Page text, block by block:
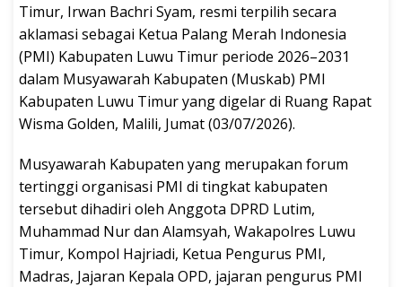
Timur, Irwan Bachri Syam, resmi terpilih secara
aklamasi sebagai Ketua Palang Merah Indonesia
(PMI) Kabupaten Luwu Timur periode 2026–2031
dalam Musyawarah Kabupaten (Muskab) PMI
Kabupaten Luwu Timur yang digelar di Ruang Rapat
Wisma Golden, Malili, Jumat (03/07/2026).
Musyawarah Kabupaten yang merupakan forum
tertinggi organisasi PMI di tingkat kabupaten
tersebut dihadiri oleh Anggota DPRD Lutim,
Muhammad Nur dan Alamsyah, Wakapolres Luwu
Timur, Kompol Hajriadi, Ketua Pengurus PMI,
Madras, Jajaran Kepala OPD, jajaran pengurus PMI